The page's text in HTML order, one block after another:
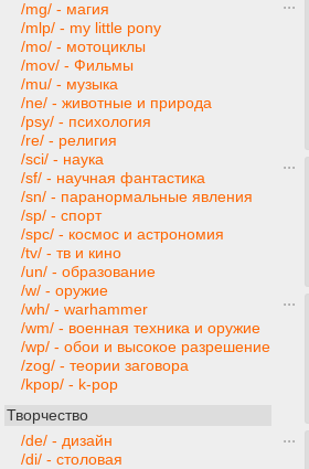
/mg/ - магия
/mlp/ - my little pony
/mo/ - мотоциклы
/mov/ - Фильмы
/mu/ - музыка
/ne/ - животные и природа
/psy/ - психология
/re/ - религия
/sci/ - наука
/sf/ - научная фантастика
/sn/ - паранормальные явления
/sp/ - спорт
/spc/ - космос и астрономия
/tv/ - тв и кино
/un/ - образование
/w/ - оружие
/wh/ - warhammer
/wm/ - военная техника и оружие
/wp/ - обои и высокое разрешение
/zog/ - теории заговора
/kpop/ - k-pop
Творчество
/de/ - дизайн
/di/ - столовая